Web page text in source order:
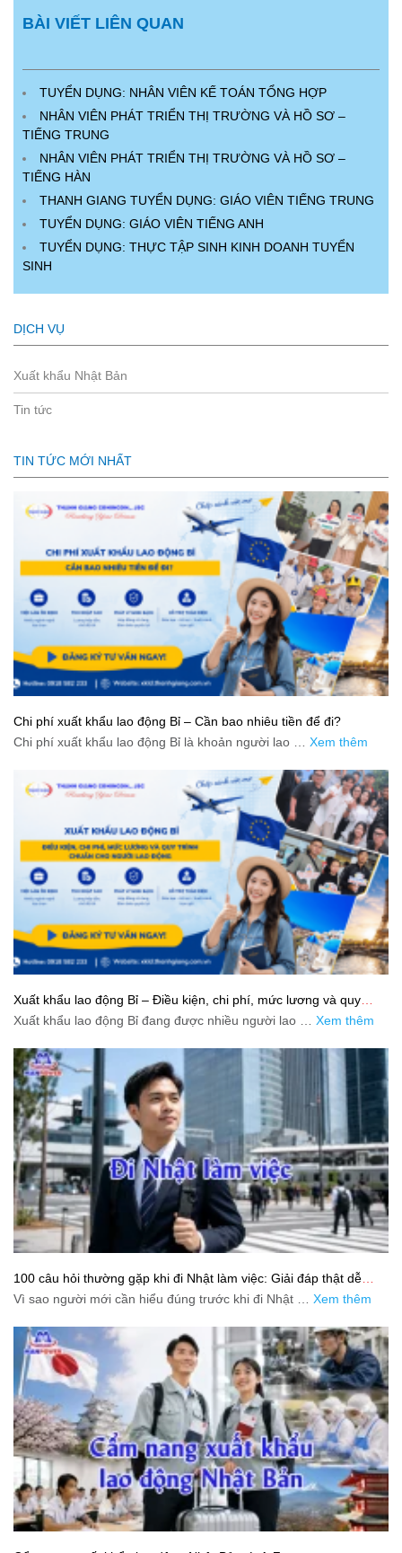
BÀI VIẾT LIÊN QUAN
TUYỂN DỤNG: NHÂN VIÊN KẾ TOÁN TỔNG HỢP
NHÂN VIÊN PHÁT TRIỂN THỊ TRƯỜNG VÀ HỒ SƠ –
TIẾNG TRUNG
NHÂN VIÊN PHÁT TRIỂN THỊ TRƯỜNG VÀ HỒ SƠ –
TIẾNG HÀN
THANH GIANG TUYỂN DỤNG: GIÁO VIÊN TIẾNG TRUNG
TUYỂN DỤNG: GIÁO VIÊN TIẾNG ANH
TUYỂN DỤNG: THỰC TẬP SINH KINH DOANH TUYỂN
SINH
DỊCH VỤ
Xuất khẩu Nhật Bản
Tin tức
TIN TỨC MỚI NHẤT
Chi phí xuất khẩu lao động Bỉ – Cần bao nhiêu tiền để đi?
Chi phí xuất khẩu lao động Bỉ là khoản người lao … Xem thêm
Xuất khẩu lao động Bỉ – Điều kiện, chi phí, mức lương và quy
trình chuẩn cho người lao động
Xuất khẩu lao động Bỉ đang được nhiều người lao … Xem thêm
100 câu hỏi thường gặp khi đi Nhật làm việc: Giải đáp thật dễ
hiểu cho người mới bắt đầu
Vì sao người mới cần hiểu đúng trước khi đi Nhật … Xem thêm